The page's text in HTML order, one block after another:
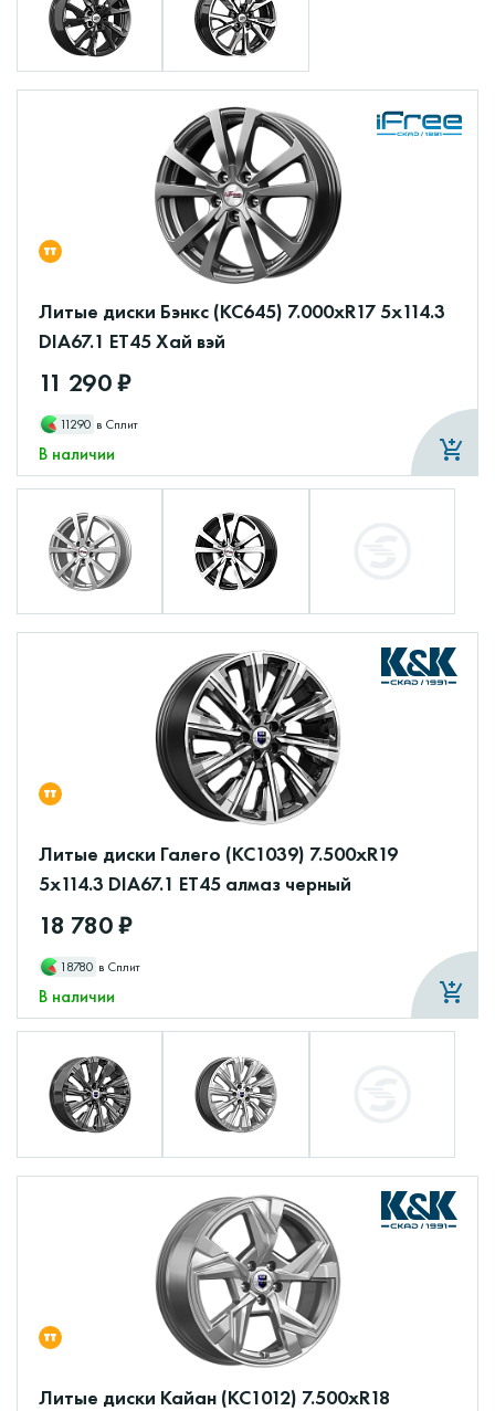
Литые диски Бэнкс (КС645) 7.000xR17 5x114.3
DIA67.1 ET45 Хай вэй
11 290 ₽
11290 в Сплит
В наличии
Литые диски Галего (КС1039) 7.500xR19
5x114.3 DIA67.1 ET45 алмаз черный
18 780 ₽
18780 в Сплит
В наличии
Литые диски Кайан (КС1012) 7.500xR18